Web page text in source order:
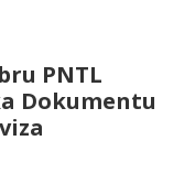
PNTL
Dokumentu